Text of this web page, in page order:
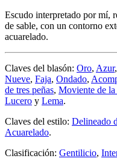
Escudo interpretado por mí,
de sable, con un contorno
acuarelado.
Claves del blasón: Oro, Azur,
Nueve, Faja, Ondado,
de tres peñas, Moviente de la
Lucero y Lema.
Claves del estilo: Delineado
Acuarelado.
Clasificación: Gentilicio,